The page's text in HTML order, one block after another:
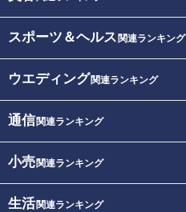
スポーツ＆ヘルス 関連ランキング
ウエディング関連ランキング
通信関連ランキング
小売関連ランキング
生活関連ランキング